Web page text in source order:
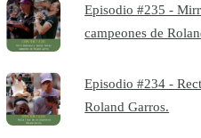
Episodio #235 -
campeones de
Episodio #234 -
Roland Garros.